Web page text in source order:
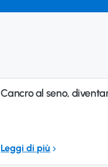
Cancro al seno,
Leggi di più